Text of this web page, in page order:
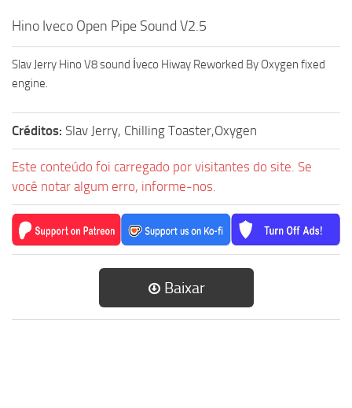
Hino Iveco Open Pipe Sound V2.5
Slav Jerry Hino V8 sound İveco Hiway Reworked By Oxygen fixed
engine.
Créditos: Slav Jerry, Chilling Toaster,Oxygen
Este conteúdo foi carregado por visitantes do site. Se
você notar algum erro, informe-nos.
Baixar